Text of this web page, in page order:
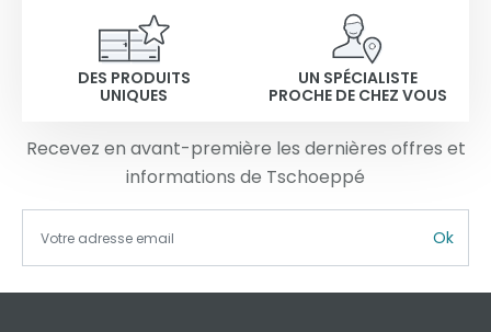
DES PRODUITS
UNIQUES
UN SPÉCIALISTE
PROCHE DE CHEZ VOUS
Recevez en avant-première les dernières offres et
informations de Tschoeppé
Ok